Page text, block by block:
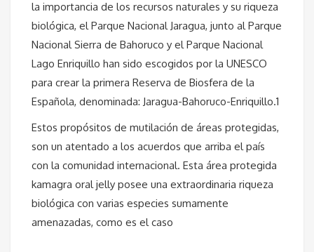
la importancia de los recursos naturales y su riqueza
biológica, el Parque Nacional Jaragua, junto al Parque
Nacional Sierra de Bahoruco y el Parque Nacional
Lago Enriquillo han sido escogidos por la UNESCO
para crear la primera Reserva de Biosfera de la
Española, denominada: Jaragua-Bahoruco-Enriquillo.1
Estos propósitos de mutilación de áreas protegidas,
son un atentado a los acuerdos que arriba el país
con la comunidad internacional. Esta área protegida
kamagra oral jelly posee una extraordinaria riqueza
biológica con varias especies sumamente
amenazadas, como es el caso